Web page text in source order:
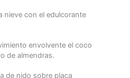
nieve con el edulcorante
envolvente el coco
de almendras.
de nido sobre placa